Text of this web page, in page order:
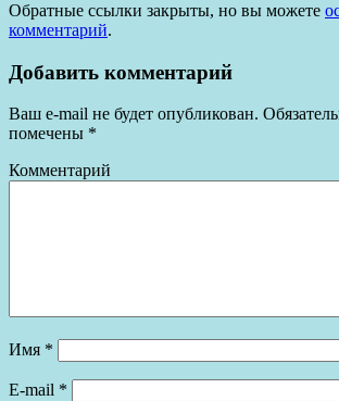
Обратные ссылки закрыты, но вы можете
комментарий.
Добавить комментарий
Ваш e-mail не будет опубликован.
помечены *
Комментарий
Имя *
E-mail *